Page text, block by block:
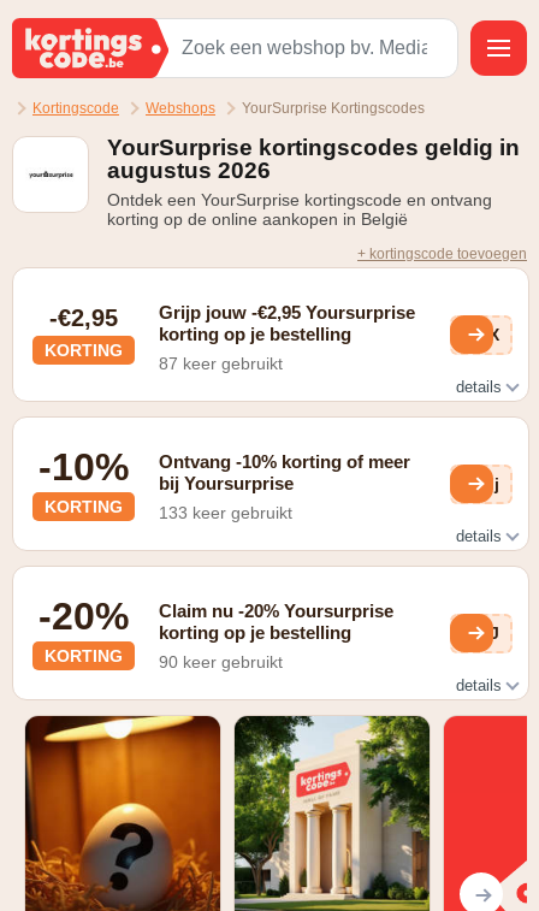
Kortingscode Webshops YourSurprise Kortingscodes
YourSurprise kortingscodes geldig in
augustus 2026
Ontdek een YourSurprise kortingscode en ontvang
korting op de online aankopen in België
+ kortingscode toevoegen
-€2,95
KORTING
Grijp jouw -€2,95 Yoursurprise
korting op je bestelling
87 keer gebruikt
XOX
details
-10%
KORTING
Ontvang -10% korting of meer
bij Yoursurprise
133 keer gebruikt
TFj
details
-20%
KORTING
Claim nu -20% Yoursurprise
korting op je bestelling
90 keer gebruikt
sMJ
details
Geldig bij inschrijven op de Yoursurprise nieuwsbrief